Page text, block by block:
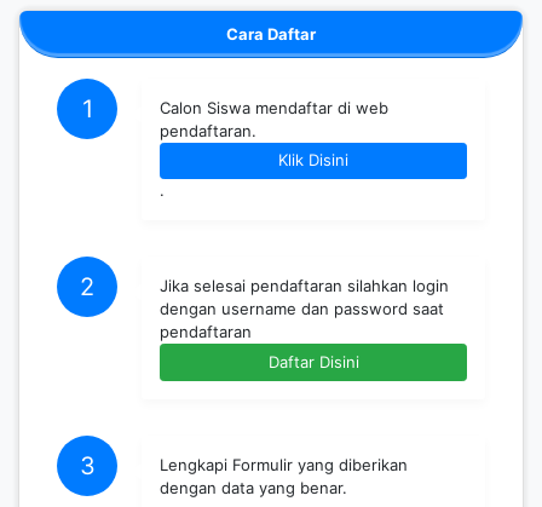
Cara Daftar
1
Calon Siswa mendaftar di web
pendaftaran.
Klik Disini
.
2
Jika selesai pendaftaran silahkan login
dengan username dan password saat
pendaftaran
Daftar Disini
3
Lengkapi Formulir yang diberikan
dengan data yang benar.